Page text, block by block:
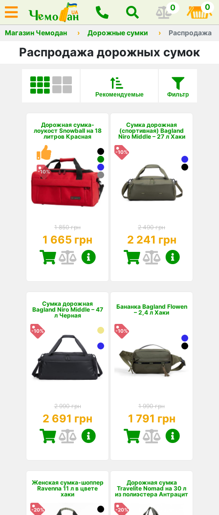
0 0
Магазин Чемодан Дорожные сумки Распродажа
Распродажа дорожных сумок
Фильтр
Рекомендуемые
Дорожная сумка-
лоукост Snowball на 18
литров Красная
-10%
1 850 грн
1 665 грн
Сумка дорожная
(спортивная) Bagland
Niro Middle – 27 л Хаки
-10%
2 490 грн
2 241 грн
Сумка дорожная
Bagland Niro Middle – 47
л Черная
-10%
2 990 грн
2 691 грн
Бананка Bagland Flowen
– 2,4 л Хаки
-10%
1 990 грн
1 791 грн
Женская сумка-шоппер
Ravenna 11 л в цвете
хаки
-20%
Дорожная сумка
Travelite Nomad на 30 л
из полиэстера Антрацит
-20%